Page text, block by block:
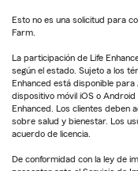
Esto no es una solicitud para
Farm.
La participación de Life
según el estado. Sujeto a los
Enhanced está disponible
dispositivo móvil iOS o
Enhanced. Los clientes deben
sobre salud y bienestar. Los
acuerdo de licencia.
De conformidad con la ley de